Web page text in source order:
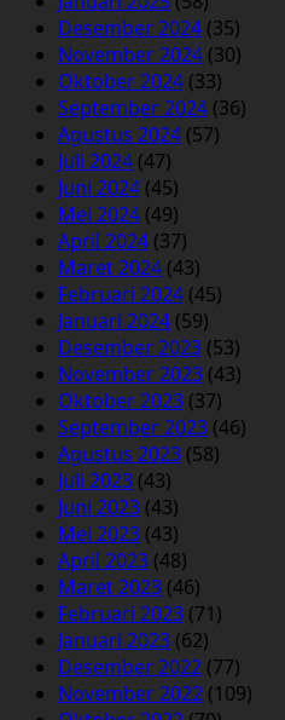
Desember 2024 (35)
November 2024 (30)
Oktober 2024 (33)
September 2024 (36)
Agustus 2024 (57)
Juli 2024 (47)
Juni 2024 (45)
Mei 2024 (49)
April 2024 (37)
Maret 2024 (43)
Februari 2024 (45)
Januari 2024 (59)
Desember 2023 (53)
November 2023 (43)
Oktober 2023 (37)
September 2023 (46)
Agustus 2023 (58)
Juli 2023 (43)
Juni 2023 (43)
Mei 2023 (43)
April 2023 (48)
Maret 2023 (46)
Februari 2023 (71)
Januari 2023 (62)
Desember 2022 (77)
November 2022 (109)